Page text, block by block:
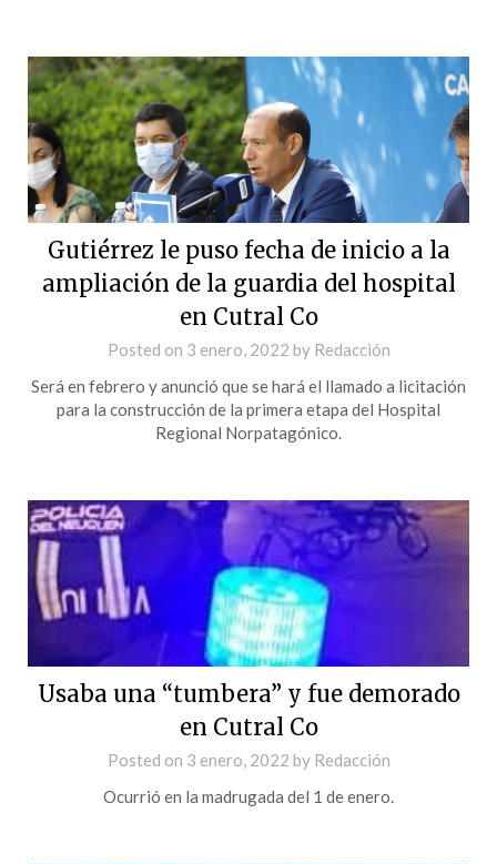
Gutiérrez le puso fecha de inicio a la
ampliación de la guardia del hospital
en Cutral Co
Posted on 3 enero, 2022 by Redacción
Será en febrero y anunció que se hará el llamado a licitación
para la construcción de la primera etapa del Hospital
Regional Norpatagónico.
Usaba una “tumbera” y fue demorado
en Cutral Co
Posted on 3 enero, 2022 by Redacción
Ocurrió en la madrugada del 1 de enero.